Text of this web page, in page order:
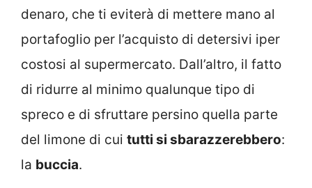
denaro, che ti eviterà di mettere mano al
portafoglio per l’acquisto di detersivi iper
costosi al supermercato. Dall’altro, il fatto
di ridurre al minimo qualunque tipo di
spreco e di sfruttare persino quella parte
del limone di cui tutti si sbarazzerebbero:
la buccia.